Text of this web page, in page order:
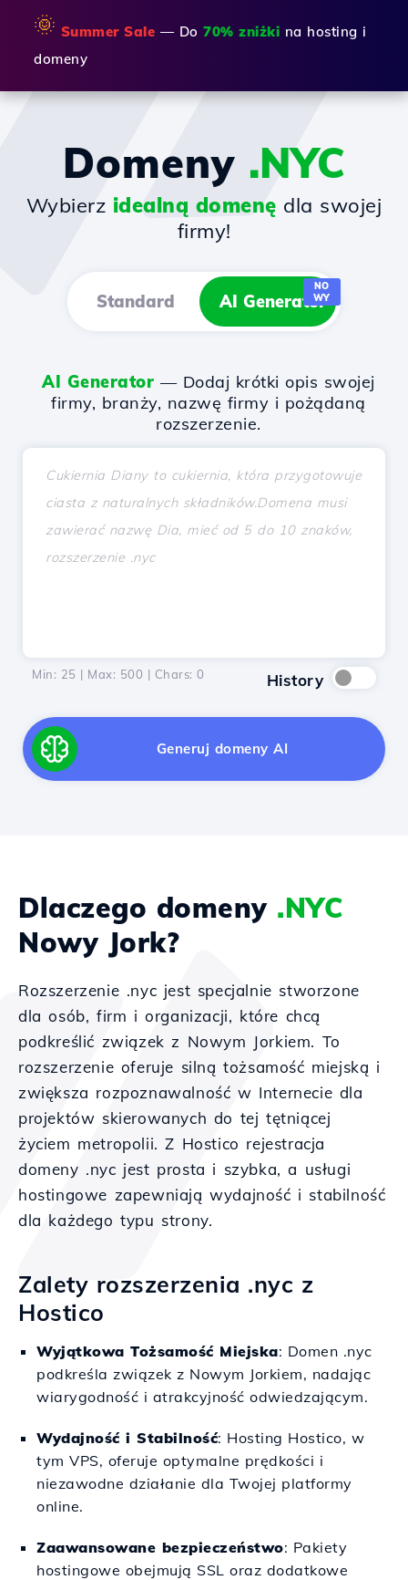
🌞 Summer Sale — Do 70% zniżki na hosting i
domeny
Domeny .NYC
Wybierz idealną domenę dla swojej
firmy!
Standard AI Generator
NO
WY
AI Generator — Dodaj krótki opis swojej
firmy, branży, nazwę firmy i pożądaną
rozszerzenie.
Min: 25 | Max: 500 | Chars: 0 History
Generuj domeny AI
Dlaczego domeny .NYC
Nowy Jork?
Rozszerzenie .nyc jest specjalnie stworzone
dla osób, firm i organizacji, które chcą
podkreślić związek z Nowym Jorkiem. To
rozszerzenie oferuje silną tożsamość miejską i
zwiększa rozpoznawalność w Internecie dla
projektów skierowanych do tej tętniącej
życiem metropolii. Z Hostico rejestracja
domeny .nyc jest prosta i szybka, a usługi
hostingowe zapewniają wydajność i stabilność
dla każdego typu strony.
Zalety rozszerzenia .nyc z
Hostico
Wyjątkowa Tożsamość Miejska: Domen .nyc
podkreśla związek z Nowym Jorkiem, nadając
wiarygodność i atrakcyjność odwiedzającym.
Wydajność i Stabilność: Hosting Hostico, w
tym VPS, oferuje optymalne prędkości i
niezawodne działanie dla Twojej platformy
online.
Zaawansowane bezpieczeństwo: Pakiety
hostingowe obejmują SSL oraz dodatkowe